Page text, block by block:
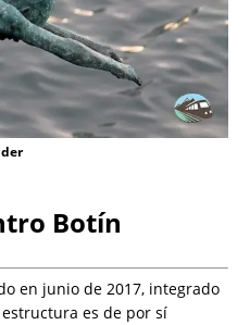
Botín
en junio de 2017, integrado
es de por sí